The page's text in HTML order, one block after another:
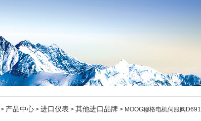
> 产品中心 > 进口仪表 > 其他进口品牌 > MOOG穆格电机伺服阀D691